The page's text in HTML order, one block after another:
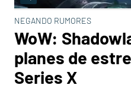
NEGANDO RUMORES
WoW:
planes de
Series X